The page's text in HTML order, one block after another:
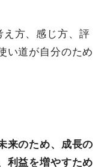
え方、感じ方、評
い道が自分のため
来のため、成長の
利益を増やすため